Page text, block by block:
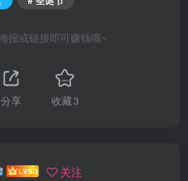
报或链接即可赚钱哦~
分享 收藏3
关注